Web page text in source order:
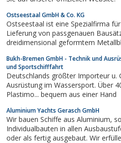
Ostseestaal GmbH & Co. KG
Ostseestaal ist eine Spezialfirma
Lieferung von passgenauen
dreidimensional geformtem
Bukh-Bremen GmbH - Technik und
und Sportschifffahrt
Deutschlands größter Importeur u.
Ausrüstung im Wassersport. Über
Plastimo... bequem aus einer Hand
Aluminium Yachts Gerasch GmbH
Wir bauen Schiffe aus Aluminium, sowohl in Serien als auch als
Individualbauten in allen
oder als fertig ausgebaut. Wir